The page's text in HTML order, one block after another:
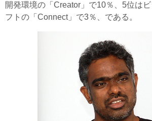
開発環境の「Creator」で10％、5位は
フトの「Connect」で3％、である。